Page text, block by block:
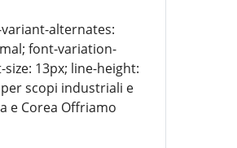
alternates:
font-variation-
13px; line-height:
scopi industriali e
e Corea Offriamo